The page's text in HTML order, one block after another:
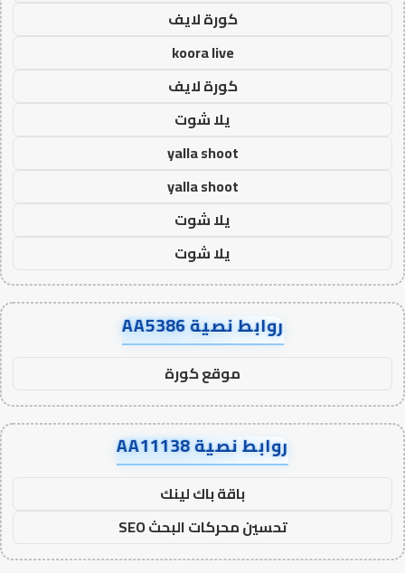
كورة لايف
koora live
كورة لايف
يلا شوت
yalla shoot
yalla shoot
يلا شوت
يلا شوت
روابط نصية AA5386
موقع كورة
روابط نصية AA11138
باقة باك لينك
تحسين محركات البحث SEO